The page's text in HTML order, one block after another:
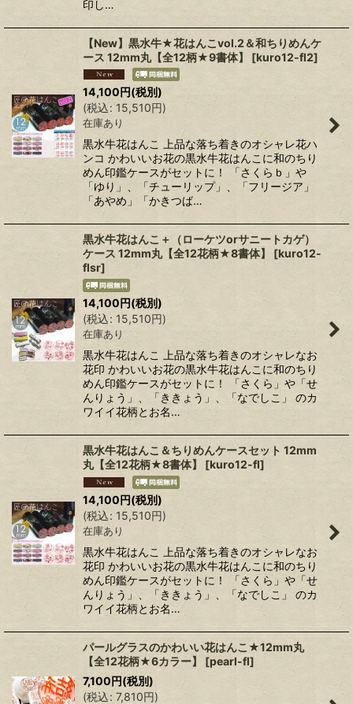
印し…
【New】黒水牛★花はんこvol.2＆和ちりめんケ
ース 12mm丸【全12柄★9書体】
[kuro12-fl2]
14,100円(税別)
(税込: 15,510円)
在庫あり
黒水牛花はんこ 上品な落ち着きのオシャレ花ハ
ンコ かわいいお花の黒水牛花はんこに和のちり
めん印鑑ケースがセットに！ 「さくらｂ」や
「ゆり」、「チューリップ」、「フリージア」
「あやめ」「かきつば…
黒水牛花はんこ＋（ローケツorサニートカゲ）
ケース 12mm丸【全12花柄★8書体】
[kuro12-
flsr]
14,100円(税別)
(税込: 15,510円)
在庫あり
黒水牛花はんこ 上品な落ち着きのオシャレなお
花印 かわいいお花の黒水牛花はんこに和のちり
めん印鑑ケースがセットに！ 「さくら」や「せ
んりょう」、「ききょう」、「なでしこ」 のカ
ワイイ花柄とお名…
黒水牛花はんこ＆ちりめんケースセット 12mm
丸【全12花柄★8書体】
[kuro12-fl]
14,100円(税別)
(税込: 15,510円)
在庫あり
黒水牛花はんこ 上品な落ち着きのオシャレなお
花印 かわいいお花の黒水牛花はんこに和のちり
めん印鑑ケースがセットに！ 「さくら」や「せ
んりょう」、「ききょう」、「なでしこ」 のカ
ワイイ花柄とお名…
パールグラスのかわいい花はんこ★12mm丸
【全12花柄★6カラー】
[pearl-fl]
7,100円(税別)
(税込: 7,810円)